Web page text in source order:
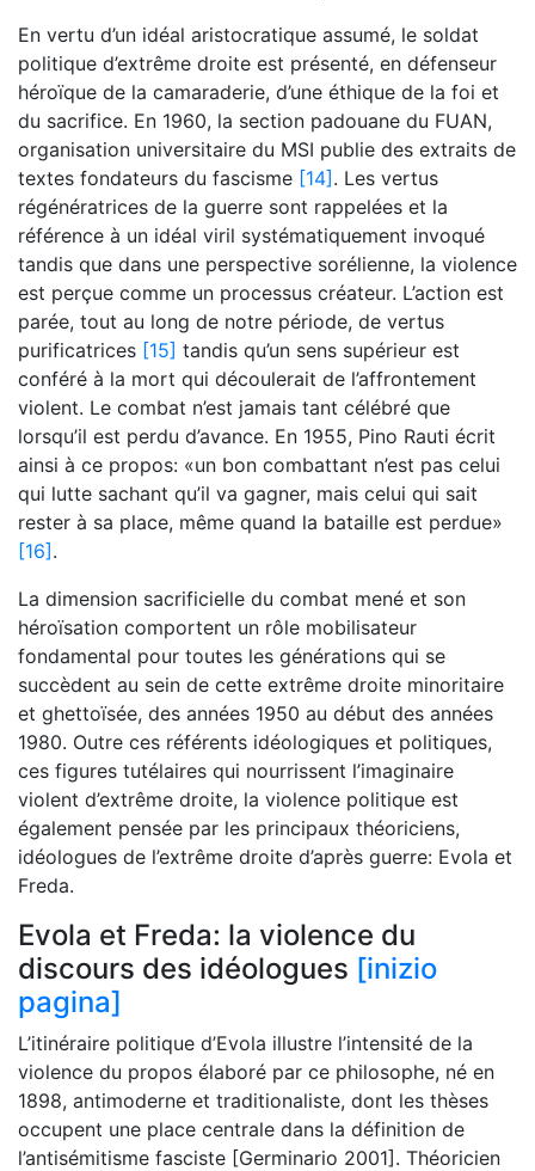
En vertu d’un idéal aristocratique assumé, le soldat
politique d’extrême droite est présenté, en défenseur
héroïque de la camaraderie, d’une éthique de la foi et
du sacrifice. En 1960, la section padouane du FUAN,
organisation universitaire du MSI publie des extraits de
textes fondateurs du fascisme [14]. Les vertus
régénératrices de la guerre sont rappelées et la
référence à un idéal viril systématiquement invoqué
tandis que dans une perspective sorélienne, la violence
est perçue comme un processus créateur. L’action est
parée, tout au long de notre période, de vertus
purificatrices [15] tandis qu’un sens supérieur est
conféré à la mort qui découlerait de l’affrontement
violent. Le combat n’est jamais tant célébré que
lorsqu’il est perdu d’avance. En 1955, Pino Rauti écrit
ainsi à ce propos: «un bon combattant n’est pas celui
qui lutte sachant qu’il va gagner, mais celui qui sait
rester à sa place, même quand la bataille est perdue»
[16].
La dimension sacrificielle du combat mené et son
héroïsation comportent un rôle mobilisateur
fondamental pour toutes les générations qui se
succèdent au sein de cette extrême droite minoritaire
et ghettoïsée, des années 1950 au début des années
1980. Outre ces référents idéologiques et politiques,
ces figures tutélaires qui nourrissent l’imaginaire
violent d’extrême droite, la violence politique est
également pensée par les principaux théoriciens,
idéologues de l’extrême droite d’après guerre: Evola et
Freda.
Evola et Freda: la violence du
discours des idéologues [inizio
pagina]
L’itinéraire politique d’Evola illustre l’intensité de la
violence du propos élaboré par ce philosophe, né en
1898, antimoderne et traditionaliste, dont les thèses
occupent une place centrale dans la définition de
l’antisémitisme fasciste [Germinario 2001]. Théoricien